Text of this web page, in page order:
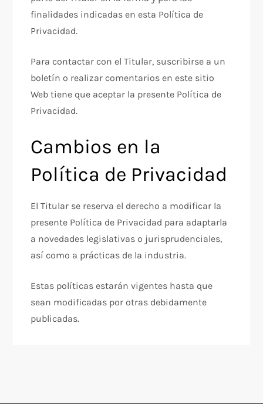
finalidades indicadas en esta Política de
Privacidad.
Para contactar con el Titular, suscribirse a un
boletín o realizar comentarios en este sitio
Web tiene que aceptar la presente Política de
Privacidad.
Cambios en la
Política de Privacidad
El Titular se reserva el derecho a modificar la
presente Política de Privacidad para adaptarla
a novedades legislativas o jurisprudenciales,
así como a prácticas de la industria.
Estas políticas estarán vigentes hasta que
sean modificadas por otras debidamente
publicadas.